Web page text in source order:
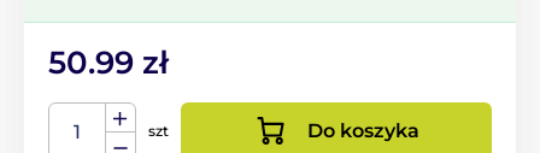
50.99 zł
szt Do koszyka